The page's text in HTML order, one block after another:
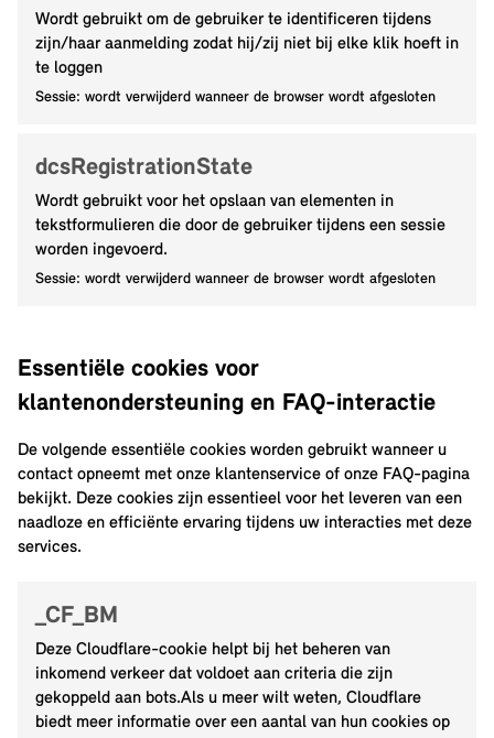
Wordt gebruikt om de gebruiker te identificeren tijdens
zijn/haar aanmelding zodat hij/zij niet bij elke klik hoeft in
te loggen
Sessie: wordt verwijderd wanneer de browser wordt afgesloten
dcsRegistrationState
Wordt gebruikt voor het opslaan van elementen in
tekstformulieren die door de gebruiker tijdens een sessie
worden ingevoerd.
Sessie: wordt verwijderd wanneer de browser wordt afgesloten
Essentiële cookies voor
klantenondersteuning en FAQ-interactie
De volgende essentiële cookies worden gebruikt wanneer u
contact opneemt met onze klantenservice of onze FAQ-pagina
bekijkt. Deze cookies zijn essentieel voor het leveren van een
naadloze en efficiënte ervaring tijdens uw interacties met deze
services.
_CF_BM
Deze Cloudflare-cookie helpt bij het beheren van
inkomend verkeer dat voldoet aan criteria die zijn
gekoppeld aan bots.Als u meer wilt weten, Cloudflare
biedt meer informatie over een aantal van hun cookies op